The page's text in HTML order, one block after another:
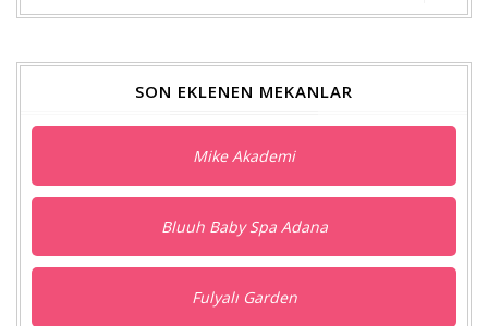
SON EKLENEN MEKANLAR
Mike Akademi
Bluuh Baby Spa Adana
Fulyalı Garden